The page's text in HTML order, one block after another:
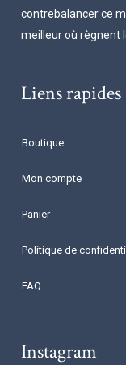
contrebalancer ce
meilleur où règnent
Liens rapides
Boutique
Mon compte
Panier
Politique de
FAQ
Instagram